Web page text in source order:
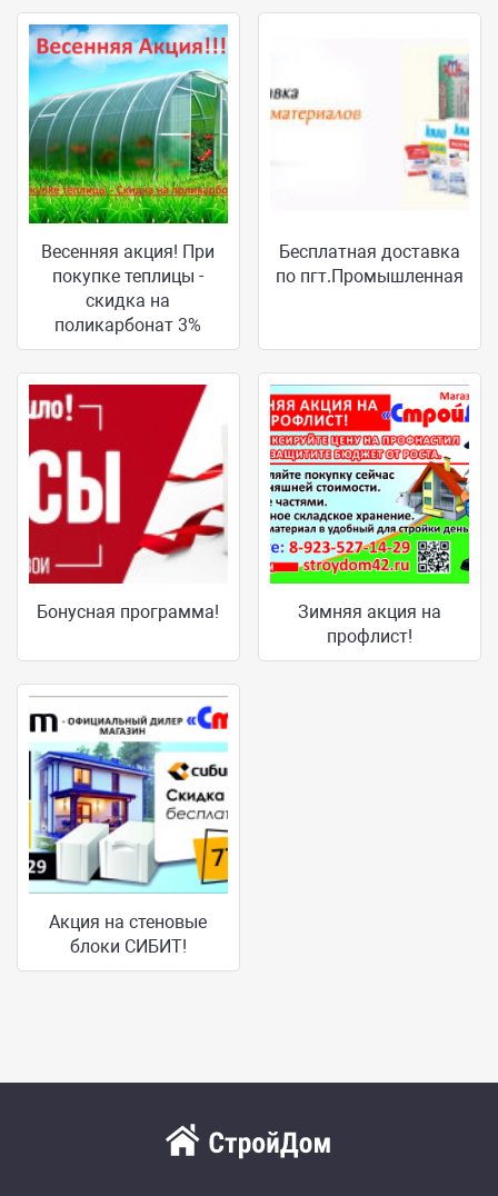
Весенняя акция! При
покупке теплицы -
скидка на
поликарбонат 3%
Бесплатная доставка
по пгт.Промышленная
Бонусная программа!
Зимняя акция на
профлист!
Акция на стеновые
блоки СИБИТ!